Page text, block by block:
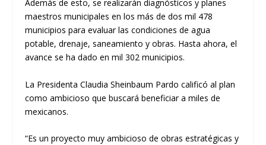
Además de esto, se realizarán diagnósticos y planes
maestros municipales en los más de dos mil 478
municipios para evaluar las condiciones de agua
potable, drenaje, saneamiento y obras. Hasta ahora, el
avance se ha dado en mil 302 municipios.
La Presidenta Claudia Sheinbaum Pardo calificó al plan
como ambicioso que buscará beneficiar a miles de
mexicanos.
“Es un proyecto muy ambicioso de obras estratégicas y